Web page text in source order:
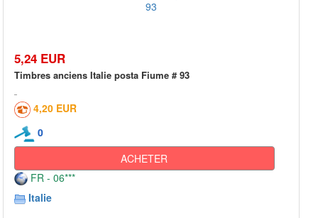
5,24 EUR
Timbres anciens Italie posta Fiume # 93
4,20 EUR
0
ACHETER
FR - 06***
Italie